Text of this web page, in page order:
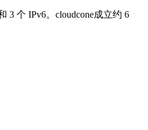
3 个 IPv6。cloudcone成立约 6